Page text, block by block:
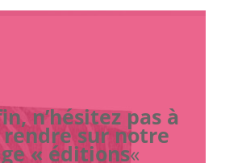
n’hésitez pas à
rendre sur notre
« éditions«